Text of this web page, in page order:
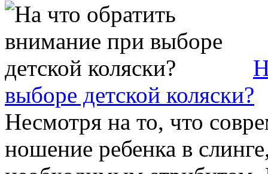
выборе детской коляски?
Несмотря на то, что
ношение ребенка в